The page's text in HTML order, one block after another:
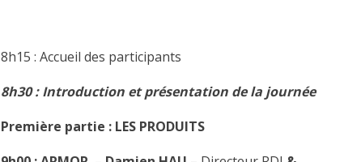
8h15 : Accueil des participants
8h30 : Introduction et présentation de la journée
Première partie : LES PRODUITS